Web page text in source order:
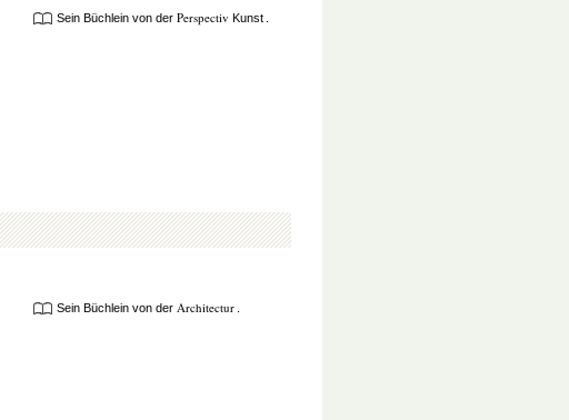
Sein Büchlein von der Perspectiv Kunst
Sein Büchlein von der Architectur